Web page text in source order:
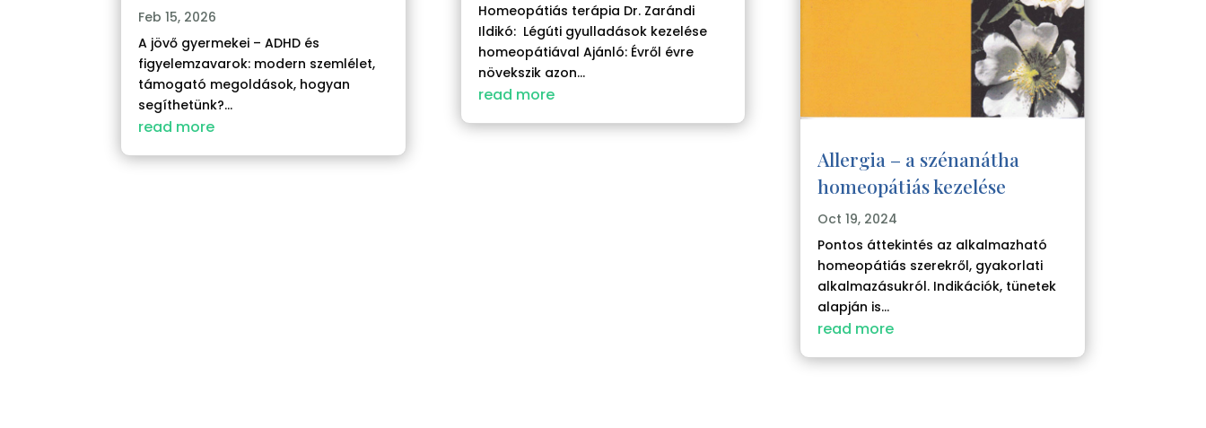
Feb 15, 2026
A jövő gyermekei – ADHD és
figyelemzavarok: modern szemlélet,
támogató megoldások, hogyan
segíthetünk?...
read more
Homeopátiás terápia Dr. Zarándi
Ildikó: Légúti gyulladások kezelése
homeopátiával Ajánló: Évről évre
növekszik azon...
read more
Allergia – a szénanátha
homeopátiás kezelése
Oct 19, 2024
Pontos áttekintés az alkalmazható
homeopátiás szerekről, gyakorlati
alkalmazásukról. Indikációk, tünetek
alapján is...
read more